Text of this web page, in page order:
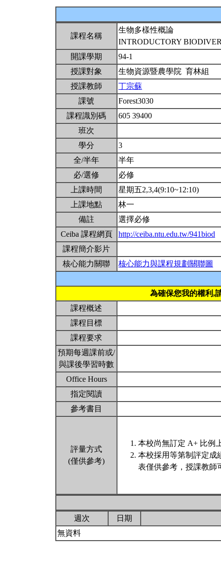
課程名稱
生物多樣性概論
INTRODUCTORY
開課學期
94-1
授課對象
生物資源暨農學院 育林組
授課教師
丁宗蘇
課號
Forest3030
課程識別碼
605 39400
班次
學分
3
全/半年
半年
必/選修
必修
上課時間
星期五2,3,4(9:10~12:10)
上課地點
林一
備註
選擇必修
Ceiba 課程網頁
http://ceiba.ntu.edu.tw/941biod
課程簡介影片
核心能力關聯
核心能力與課程規劃關聯圖
為確保您我的權利,
課程概述
課程目標
課程要求
預期每週課前或/
與課後學習時數
Office Hours
指定閱讀
參考書目
評量方式
(僅供參考)
本校尚無訂定 A+ 比例
本校採用等第制評定成
表僅供參考，授課教師
週次
日期
無資料